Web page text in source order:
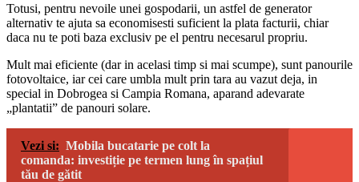
Totusi, pentru nevoile unei gospodarii, un astfel de generator
alternativ te ajuta sa economisesti suficient la plata facturii, chiar
daca nu te poti baza exclusiv pe el pentru necesarul propriu.
Mult mai eficiente (dar in acelasi timp si mai scumpe), sunt panourile
fotovoltaice, iar cei care umbla mult prin tara au vazut deja, in
special in Dobrogea si Campia Romana, aparand adevarate
„plantatii” de panouri solare.
Vezi si: Mobila bucatarie pe colt la
comanda: investiție pe termen lung în spațiul
tău de gătit